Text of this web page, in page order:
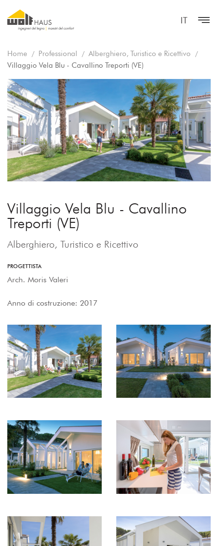
IT
Home Professional
Alberghiero, Turistico e Ricettivo
Villaggio Vela Blu - Cavallino Treporti (VE)
Villaggio Vela Blu - Cavallino
Treporti (VE)
Alberghiero, Turistico e Ricettivo
PROGETTISTA
Arch. Moris Valeri
Anno di costruzione: 2017